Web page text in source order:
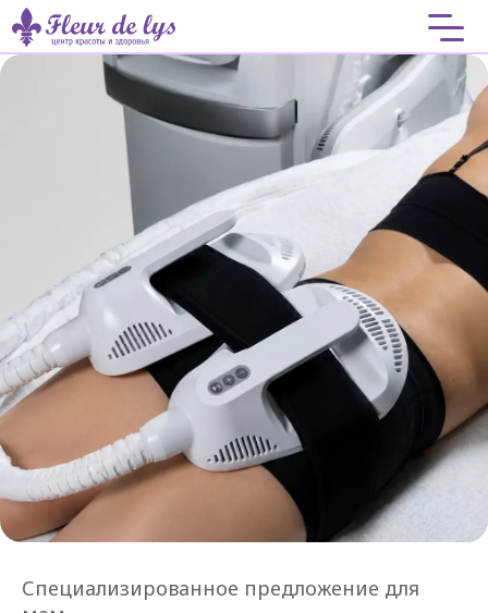
Специализированное предложение для